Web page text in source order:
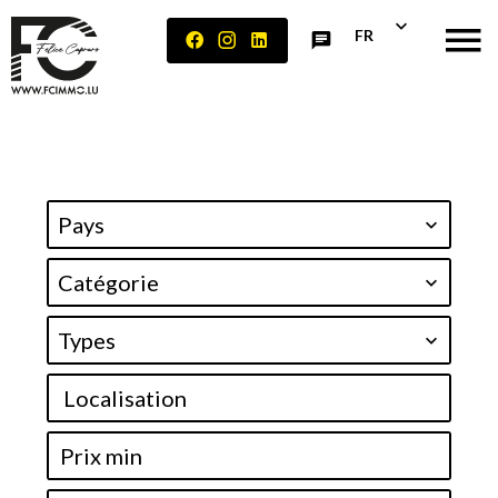
FR
Pays
Catégorie
Types
Localisation